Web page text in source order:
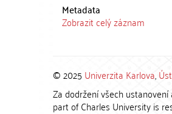
Metadata
Zobrazit celý záznam
© 2025 Univerzita Karlova,
Za dodržení všech
part of Charles University is